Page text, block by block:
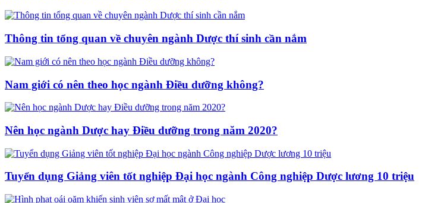
Thông tin tổng quan về chuyên ngành Dược thí sinh cần nắm
Nam giới có nên theo học ngành Điều dưỡng không?
Nên học ngành Dược hay Điều dưỡng trong năm 2020?
Tuyển dụng Giảng viên tốt nghiệp Đại học ngành Công nghiệp Dược lương 10 triệu